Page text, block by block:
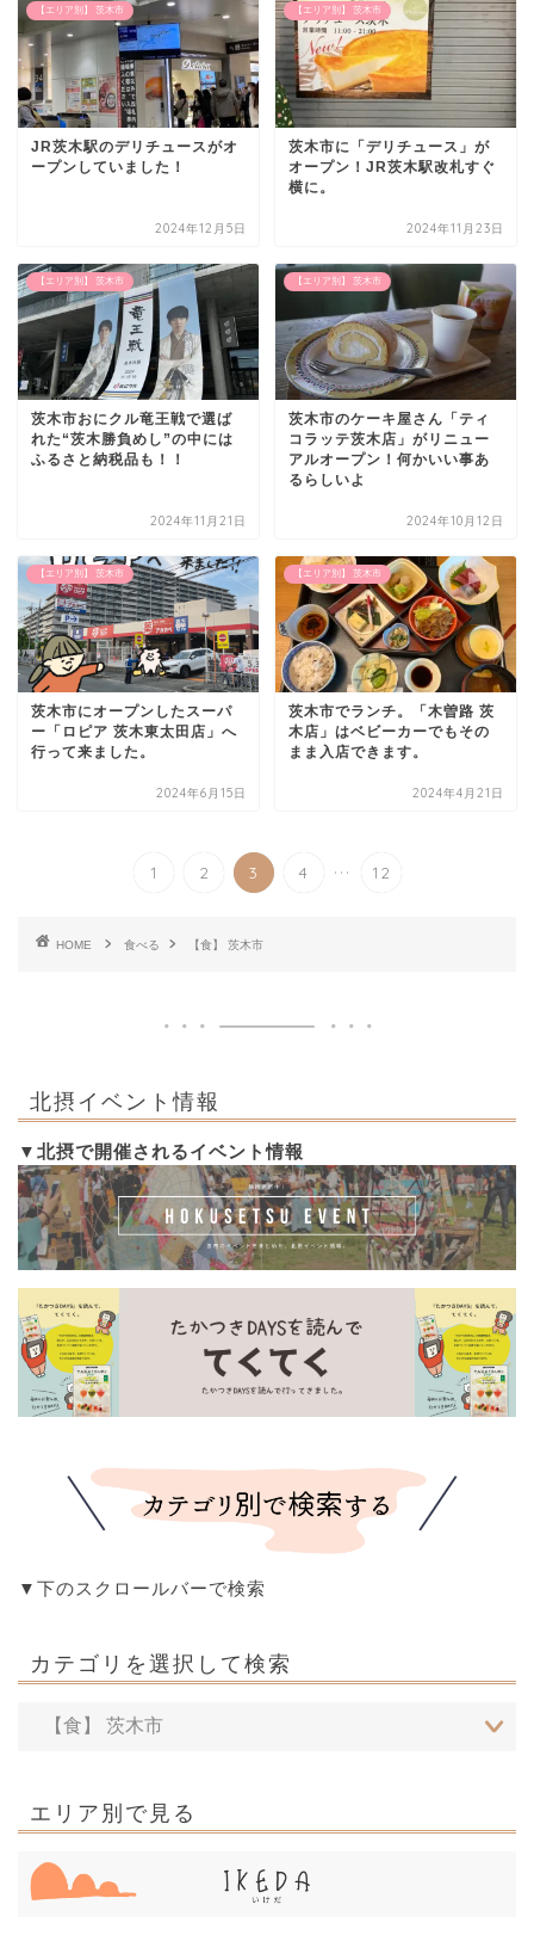
【エリア別】 茨木市
JR茨木駅のデリチュースがオ
ープンしていました！
2024年12月5日
【エリア別】 茨木市
茨木市に「デリチュース」が
オープン！JR茨木駅改札すぐ
横に。
2024年11月23日
【エリア別】 茨木市
茨木市おにクル竜王戦で選ば
れた“茨木勝負めし”の中には
ふるさと納税品も！！
2024年11月21日
【エリア別】 茨木市
茨木市のケーキ屋さん「ティ
コラッテ茨木店」がリニュー
アルオープン！何かいい事あ
るらしいよ
2024年10月12日
【エリア別】 茨木市
茨木市にオープンしたスーパ
ー「ロピア 茨木東太田店」へ
行って来ました。
2024年6月15日
【エリア別】 茨木市
茨木市でランチ。「木曽路 茨
木店」はベビーカーでもその
まま入店できます。
2024年4月21日
1 2 3 4 ... 12
HOME 食べる 【食】 茨木市
北摂イベント情報
▼北摂で開催されるイベント情報
▼下のスクロールバーで検索
カテゴリを選択して検索
エリア別で見る